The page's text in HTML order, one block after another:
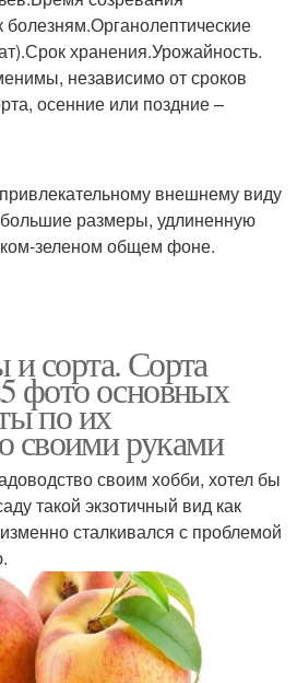
болезням.Органолептические
хранения.Урожайность.
независимо от сроков
осенние или поздние –
внешнему виду
размеры, удлиненную
зеленом общем фоне.
сорта. Сорта
фото основных
по их
руками
своим хобби, хотел бы
такой экзотичный вид как
сталкивался с проблемой